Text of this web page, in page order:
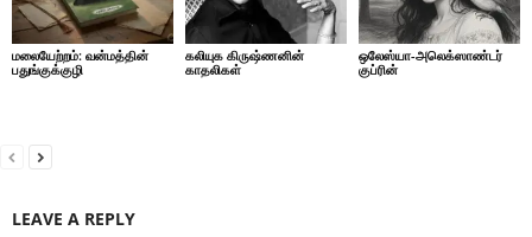
மலையேற்றம்: வன்மத்தின்
பதுங்குக்குழி
கலியுக கிருஷ்ணனின்
காதலிகள்
ஒலேஸ்யா-அலெக்ஸாண்டர்
குப்ரின்
LEAVE A REPLY